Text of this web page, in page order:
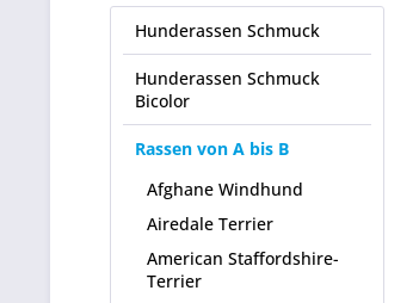
Hunderassen Schmuck
Hunderassen Schmuck
Bicolor
Rassen von A bis B
Afghane Windhund
Airedale Terrier
American Staffordshire-
Terrier